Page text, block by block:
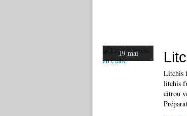
19 mai
Litchis
litchis
citron